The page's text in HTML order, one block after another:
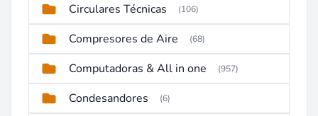
Circulares Técnicas (106)
Compresores de Aire (68)
Computadoras & All in one (957)
Condesandores (6)